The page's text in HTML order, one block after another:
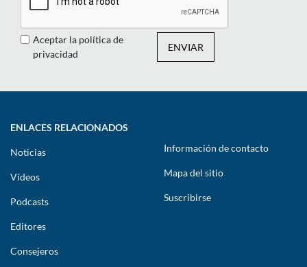
Aceptar la política de
privacidad
ENVIAR
ENLACES RELACIONADOS
Noticias
Vídeos
Podcasts
Editores
Consejeros
Información de contacto
Mapa del sitio
Suscribirse